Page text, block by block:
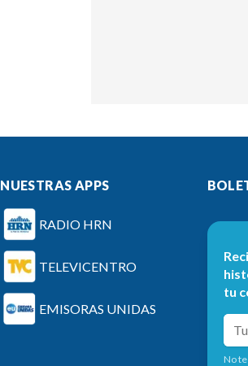
NUESTRAS APPS
RADIO HRN
TELEVICENTRO
EMISORAS UNIDAS
tu
No